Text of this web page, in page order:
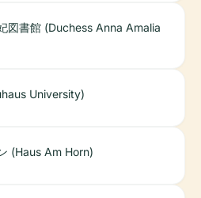
図書館 (Duchess Anna Amalia
University)
(Haus Am Horn)